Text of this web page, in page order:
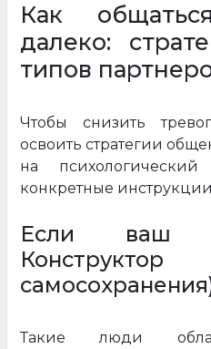
Как
далеко:
типов
Чтобы снизить
освоить стратегии
на
конкретные
Если ваш
Такие люди